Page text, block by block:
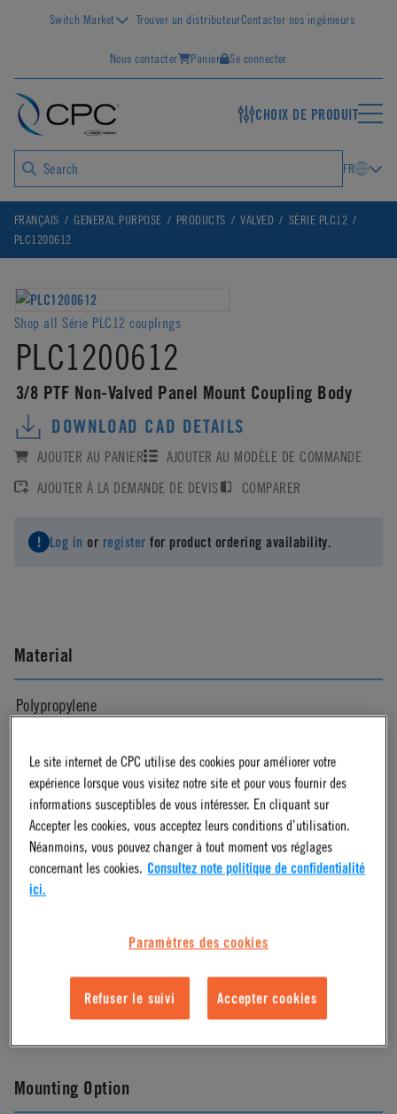
Switch Market Trouver un distributeurContacter nos ingénieurs
Nous contacter Panier Se connecter
CHOIX DE PRODUIT
FR
FRANÇAIS GENERAL PURPOSE PRODUCTS VALVED
SÉRIE PLC12
PLC1200612
Shop all Série PLC12 couplings
PLC1200612
3/8 PTF Non-Valved Panel Mount Coupling Body
DOWNLOAD CAD DETAILS
AJOUTER AU PANIER
AJOUTER AU MODÈLE DE COMMANDE
AJOUTER À LA DEMANDE DE DEVIS
COMPARER
Log in or register for product ordering availability.
Material
Polypropylene
Material Finish
Almond
Pressure Range
Mounting Option
Le site internet de CPC utilise des cookies pour améliorer votre
expérience lorsque vous visitez notre site et pour vous fournir des
informations susceptibles de vous intéresser. En cliquant sur
Accepter les cookies, vous acceptez leurs conditions d’utilisation.
Néanmoins, vous pouvez changer à tout moment vos réglages
concernant les cookies. Consultez note politique de confidentialité
ici.
Paramètres des cookies
Refuser le suivi Accepter cookies